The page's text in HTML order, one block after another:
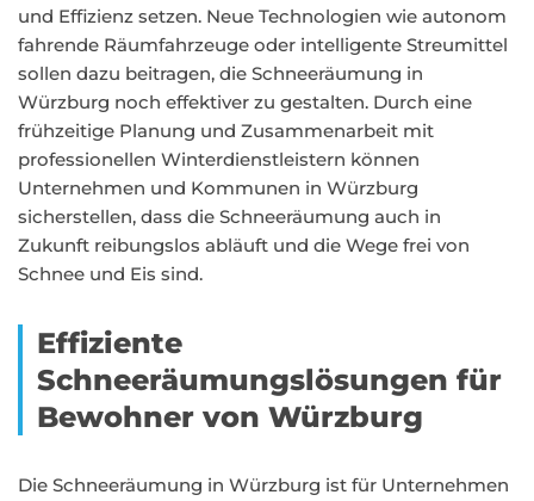
und Effizienz setzen. Neue Technologien wie autonom
fahrende Räumfahrzeuge oder intelligente Streumittel
sollen dazu beitragen, die Schneeräumung in
Würzburg noch effektiver zu gestalten. Durch eine
frühzeitige Planung und Zusammenarbeit mit
professionellen Winterdienstleistern können
Unternehmen und Kommunen in Würzburg
sicherstellen, dass die Schneeräumung auch in
Zukunft reibungslos abläuft und die Wege frei von
Schnee und Eis sind.
Effiziente
Schneeräumungslösungen für
Bewohner von Würzburg
Die Schneeräumung in Würzburg ist für Unternehmen